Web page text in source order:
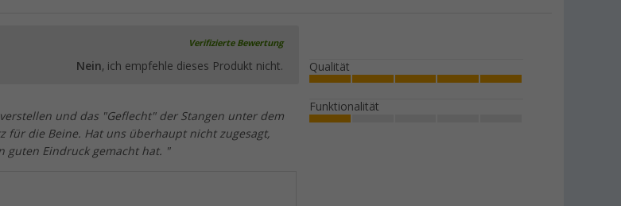
Verifizierte Bewertung
Nein, ich empfehle dieses Produkt nicht.
und das "Geflecht" der Stangen unter dem
für die Beine. Hat uns überhaupt nicht zugesagt,
guten Eindruck gemacht hat. "
Qualität
Funktionalität